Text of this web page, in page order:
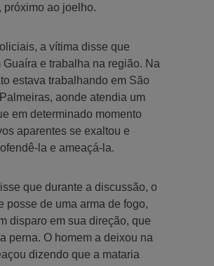
próximo ao joelho.
a vítima disse que
Guaíra e trabalha na região. Na
estava trabalhando em São
aonde atendia um
em determinado momento
aparentes se exaltou e
la e ameaçá-la.
que durante a discussão, o
posse de uma arma de fogo,
disparo em sua direção, que
perna. O homem a deixou na
dizendo que a mataria